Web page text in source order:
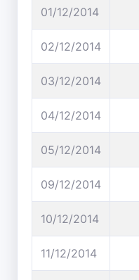
01/12/2014
02/12/2014
03/12/2014
04/12/2014
05/12/2014
09/12/2014
10/12/2014
11/12/2014